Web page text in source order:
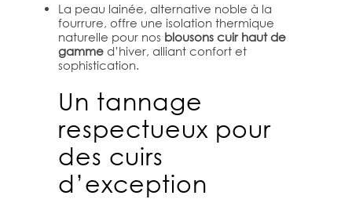
La peau lainée, alternative noble à la
fourrure, offre une isolation thermique
naturelle pour nos blousons cuir haut de
gamme d’hiver, alliant confort et
sophistication.
Un tannage
respectueux pour
des cuirs
d’exception